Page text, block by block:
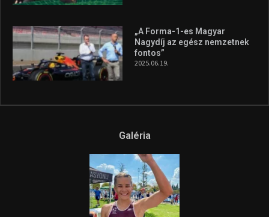
„A Forma-1-es Magyar
Nagydíj az egész nemzetnek
fontos”
2025.06.19.
Galéria